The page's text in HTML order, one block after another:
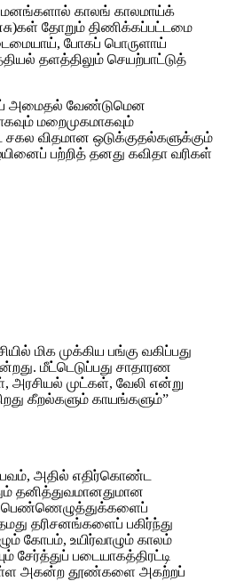
மனங்களால் காலங் காலமாய்க்
தோறும் திணிக்கப்பட்டமை
போகப் பொருளாய்
தளத்திலும் செயற்பாட்டுத்
அமைதல் வேண்டுமென
மறைமுகமாகவும்
சகல விதமான ஒடுக்குதல்களுக்கும்
பற்றித் தனது கவிதா வரிகள்
மிக முக்கிய பங்கு வகிப்பது
மீட்டெடுப்பது சாதாரண
அரசியல் முட்கள், வேலி என்று
கீறல்களும் காயங்களும்”
அதில் எதிர்கொண்ட
தனித்துவமானதுமான
பெண்ணெழுத்துக்களைப்
தரிசனங்களைப் பகிர்ந்து
கோபம், உயிர்வாழும் காலம்
படையாகத்திரட்டி
அகன்ற தூண்களை அகற்றப்